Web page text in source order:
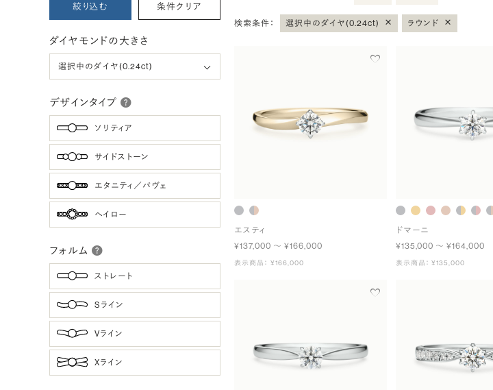
絞り込む 条件クリア
ダイヤモンドの大きさ
デザインタイプ
ソリティア
サイドストーン
エタニティ／パヴェ
ヘイロー
フォルム
ストレート
Sライン
Vライン
Xライン
検索条件： 選択中のダイヤ(0.24ct) × ラウンド ×
エスティ
¥137,000 〜 ¥166,000
表示商品： ¥166,000
ドマーニ
¥135,000 〜 ¥164,000
表示商品： ¥135,000